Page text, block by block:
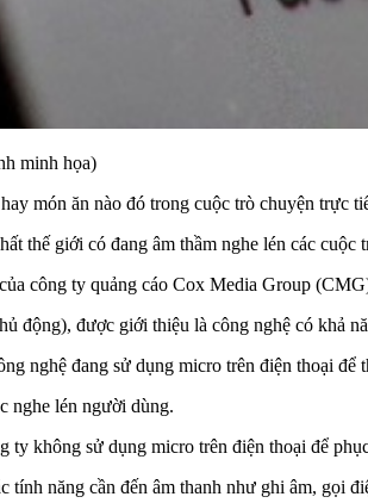
minh họa)
món ăn nào đó trong cuộc trò chuyện trực
thế giới có đang âm thầm nghe lén các cuộc
công ty quảng cáo Cox Media Group
động), được giới thiệu là công nghệ có khả
nghệ đang sử dụng micro trên điện thoại để
nghe lén người dùng.
không sử dụng micro trên điện thoại để
năng cần đến âm thanh như ghi âm, gọi